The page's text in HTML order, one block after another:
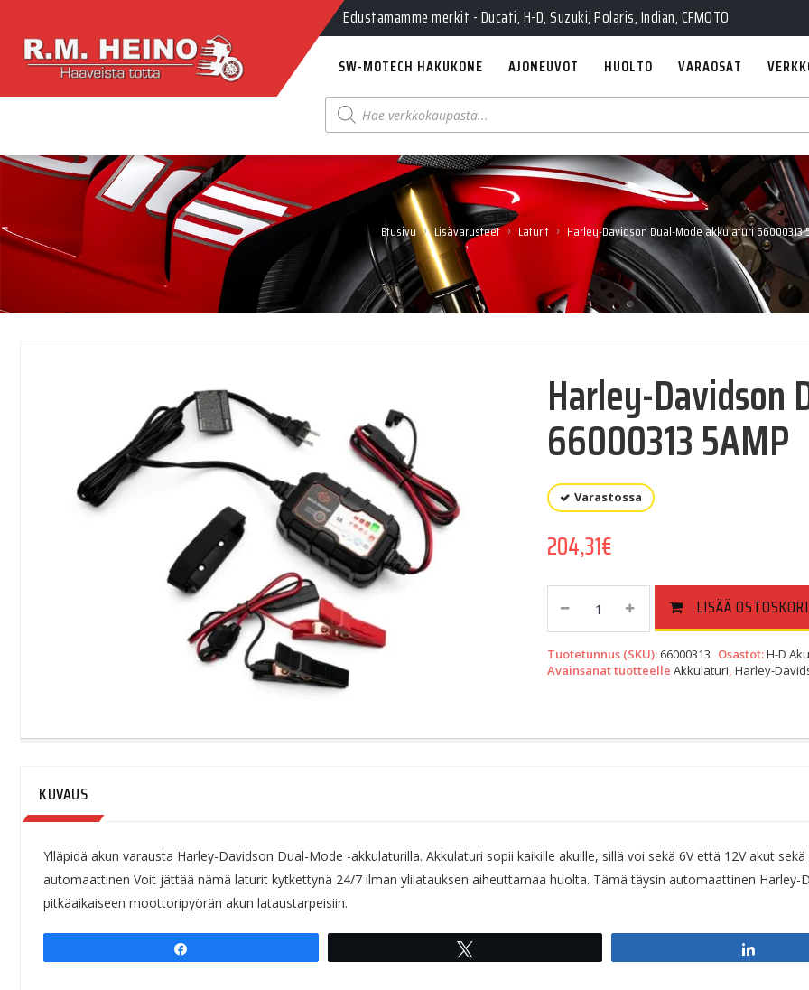
Myynti Ma-Pe 10-18, La 10-14, Huolto Ma-Pe 9-17
Edustamamme merkit - Ducati, H-D, Suzuki, Polaris, Indian, CFMOTO
SW-MOTECH HAKUKONE AJONEUVOT HUOLTO VARAOSAT
Products
search
Etusivu › Lisävarusteet › Laturit › Harley-Davidson Dual-Mode akkulaturi 66000313
Harley-Davidson
66000313 5AMP
Varastossa
204,31€
Davidson
Mode
Akkulaturi
Quantity
LISÄÄ
Tuotetunnus (SKU): 66000313 Osastot:H-D
Avainsanat tuotteelleAkkulaturi ,Harley-
KUVAUS
Ylläpidä akun varausta Harley-Davidson Dual-Mode -akkulaturilla. Akkulaturi sopii kaikille akuille, sillä voi sekä 6V että 12V akut
automaattinen Voit jättää nämä laturit kytkettynä 24/7 ilman ylilatauksen aiheuttamaa huolta. Tämä täysin automaattinen Harley-
pitkäaikaiseen moottoripyörän akun lataustarpeisiin.